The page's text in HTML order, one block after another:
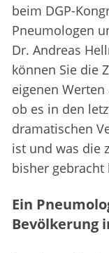
beim DGP-
Pneumologen
Dr. Andreas
können Sie die
eigenen
ob es in den
dramatischen
ist und was die
bisher gebracht
Ein
Bevölkerung